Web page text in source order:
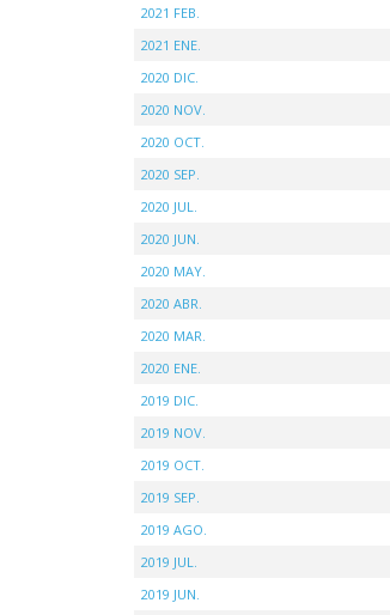
2021 FEB.
2021 ENE.
2020 DIC.
2020 NOV.
2020 OCT.
2020 SEP.
2020 JUL.
2020 JUN.
2020 MAY.
2020 ABR.
2020 MAR.
2020 ENE.
2019 DIC.
2019 NOV.
2019 OCT.
2019 SEP.
2019 AGO.
2019 JUL.
2019 JUN.